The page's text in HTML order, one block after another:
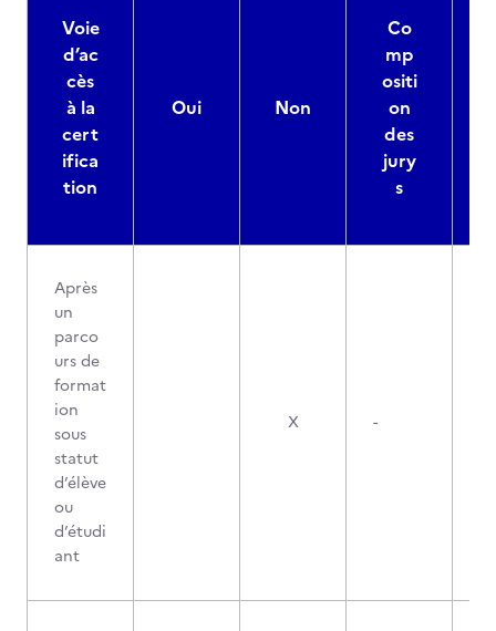
Voie
d’ac
cès
à la
cert
ifica
tion
Oui Non
Co
mp
ositi
on
des
jury
s
Après
un
parco
urs de
format
ion
sous
statut
d’élève
ou
d’étudi
ant
X -